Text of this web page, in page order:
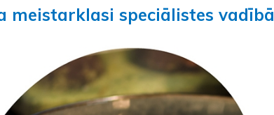
meistarklasi speciālistes vadībā